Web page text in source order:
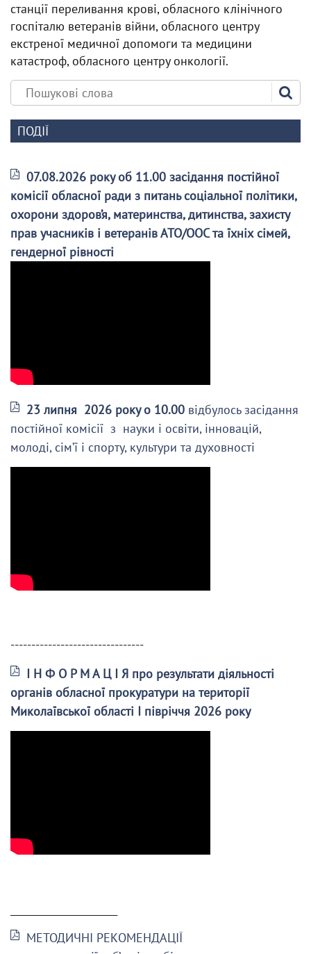
станції переливання крові, обласного клінічного
госпіталю ветеранів війни, обласного центру
екстреної медичної допомоги та медицини
катастроф, обласного центру онкології.
ПОДІЇ
07.08.2026 року об 11.00 засідання постійної
комісії обласної ради з питань соціальної політики,
охорони здоров’я, материнства, дитинства, захисту
прав учасників і ветеранів АТО/ООС та їхніх сімей,
гендерної рівності
23 липня 2026 року о 10.00 відбулось засідання
постійної комісії з науки і освіти, інновацій,
молоді, сім’ї і спорту, культури та духовності
--------------------------------
І Н Ф О Р М А Ц І Я про результати діяльності
органів обласної прокуратури на території
Миколаївської області І півріччя 2026 року
МЕТОДИЧНІ РЕКОМЕНДАЦІЇ